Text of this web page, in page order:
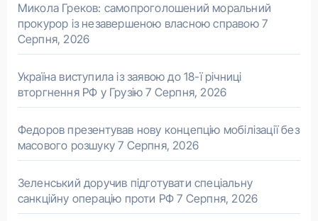
Микола Греков: самопроголошений моральний
прокурор із незавершеною власною справою 7
Серпня, 2026
Україна виступила із заявою до 18-ї річниці
вторгнення РФ у Грузію 7 Серпня, 2026
Федоров презентував нову концепцію мобілізації без
масового розшуку 7 Серпня, 2026
Зеленський доручив підготувати спеціальну
санкційну операцію проти РФ 7 Серпня, 2026